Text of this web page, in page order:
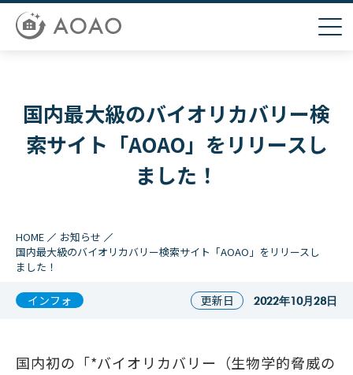
国内最大級のバイオリカバリー検
索サイト「AOAO」をリリースし
ました！
HOME
お知らせ
国内最大級のバイオリカバリー検索サイト「AOAO」をリリースし
ました！
インフォ 更新日 2022年10月28日
国内初の「*バイオリカバリー（生物学的脅威の